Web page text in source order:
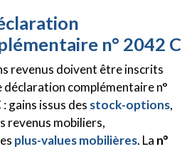
n° 2042 C
revenus doivent être inscrits
déclaration complémentaire n°
gains issus des stock-options,
revenus mobiliers,
plus-values mobilières. La n°